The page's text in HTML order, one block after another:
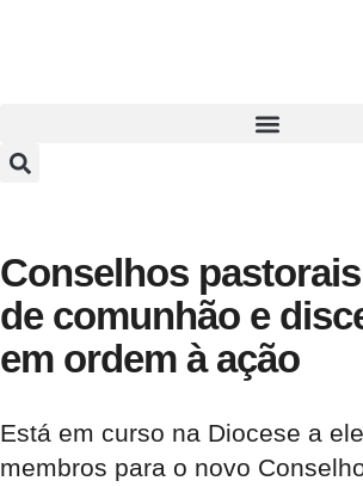
Conselhos
de comunhão e
em ordem à ação
Está em curso na Diocese a
membros para o novo